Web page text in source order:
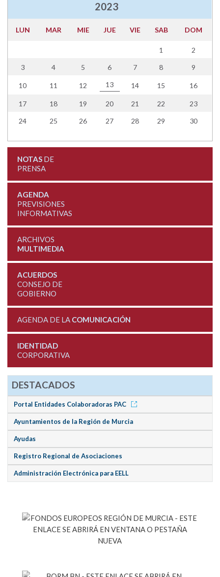
2023
LUN MAR MIE JUE VIE SAB DOM
1 2
3 4 5 6 7 8 9
10 11 12 13 14 15 16
17 18 19 20 21 22 23
24 25 26 27 28 29 30
NOTASDE
PRENSA
AGENDA
PREVISIONES
INFORMATIVAS
ARCHIVOS
MULTIMEDIA
ACUERDOS
CONSEJO DE
GOBIERNO
AGENDA DE LA COMUNICACIÓN
IDENTIDAD
CORPORATIVA
DESTACADOS
Portal Entidades Colaboradoras PAC
Ayuntamientos de la Región de Murcia
Ayudas
Registro Regional de Asociaciones
Administración Electrónica para EELL